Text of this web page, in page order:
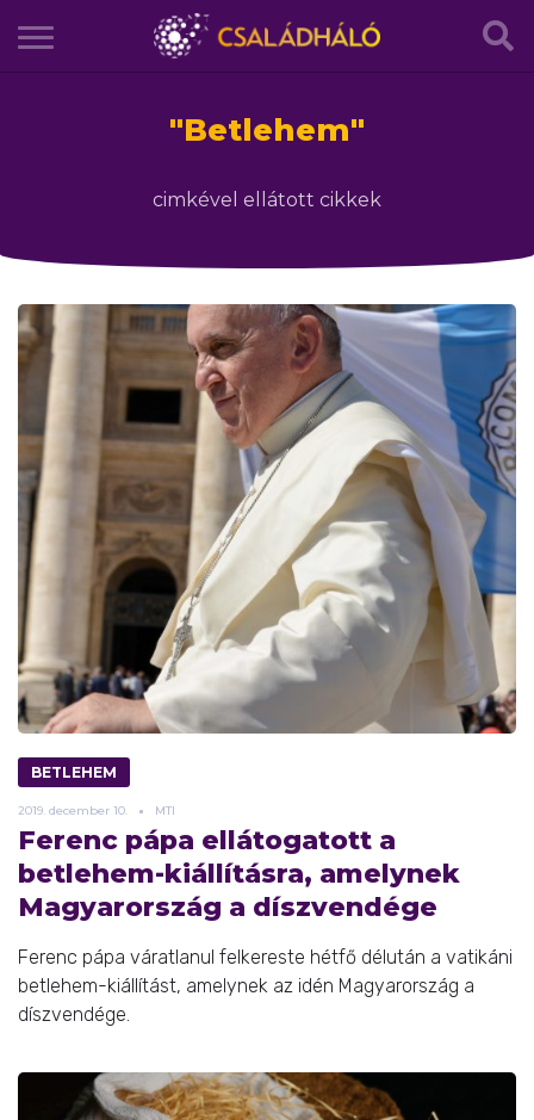
"Betlehem"
cimkével ellátott cikkek
BETLEHEM
2019. december 10. MTI
Ferenc pápa ellátogatott a
betlehem-kiállításra, amelynek
Magyarország a díszvendége
Ferenc pápa váratlanul felkereste hétfő délután a vatikáni
betlehem-kiállítást, amelynek az idén Magyarország a
díszvendége.